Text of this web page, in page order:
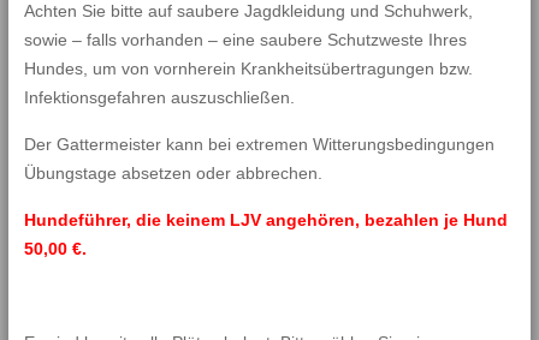
Achten Sie bitte auf saubere Jagdkleidung und Schuhwerk,
sowie – falls vorhanden – eine saubere Schutzweste Ihres
Hundes, um von vornherein Krankheitsübertragungen bzw.
Infektionsgefahren auszuschließen.
Der Gattermeister kann bei extremen Witterungsbedingungen
Übungstage absetzen oder abbrechen.
Hundeführer, die keinem LJV angehören, bezahlen je Hund
50,00 €.